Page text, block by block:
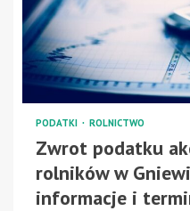
PODATKI ROLNICTWO
Zwrot podatku
rolników w
informacje i